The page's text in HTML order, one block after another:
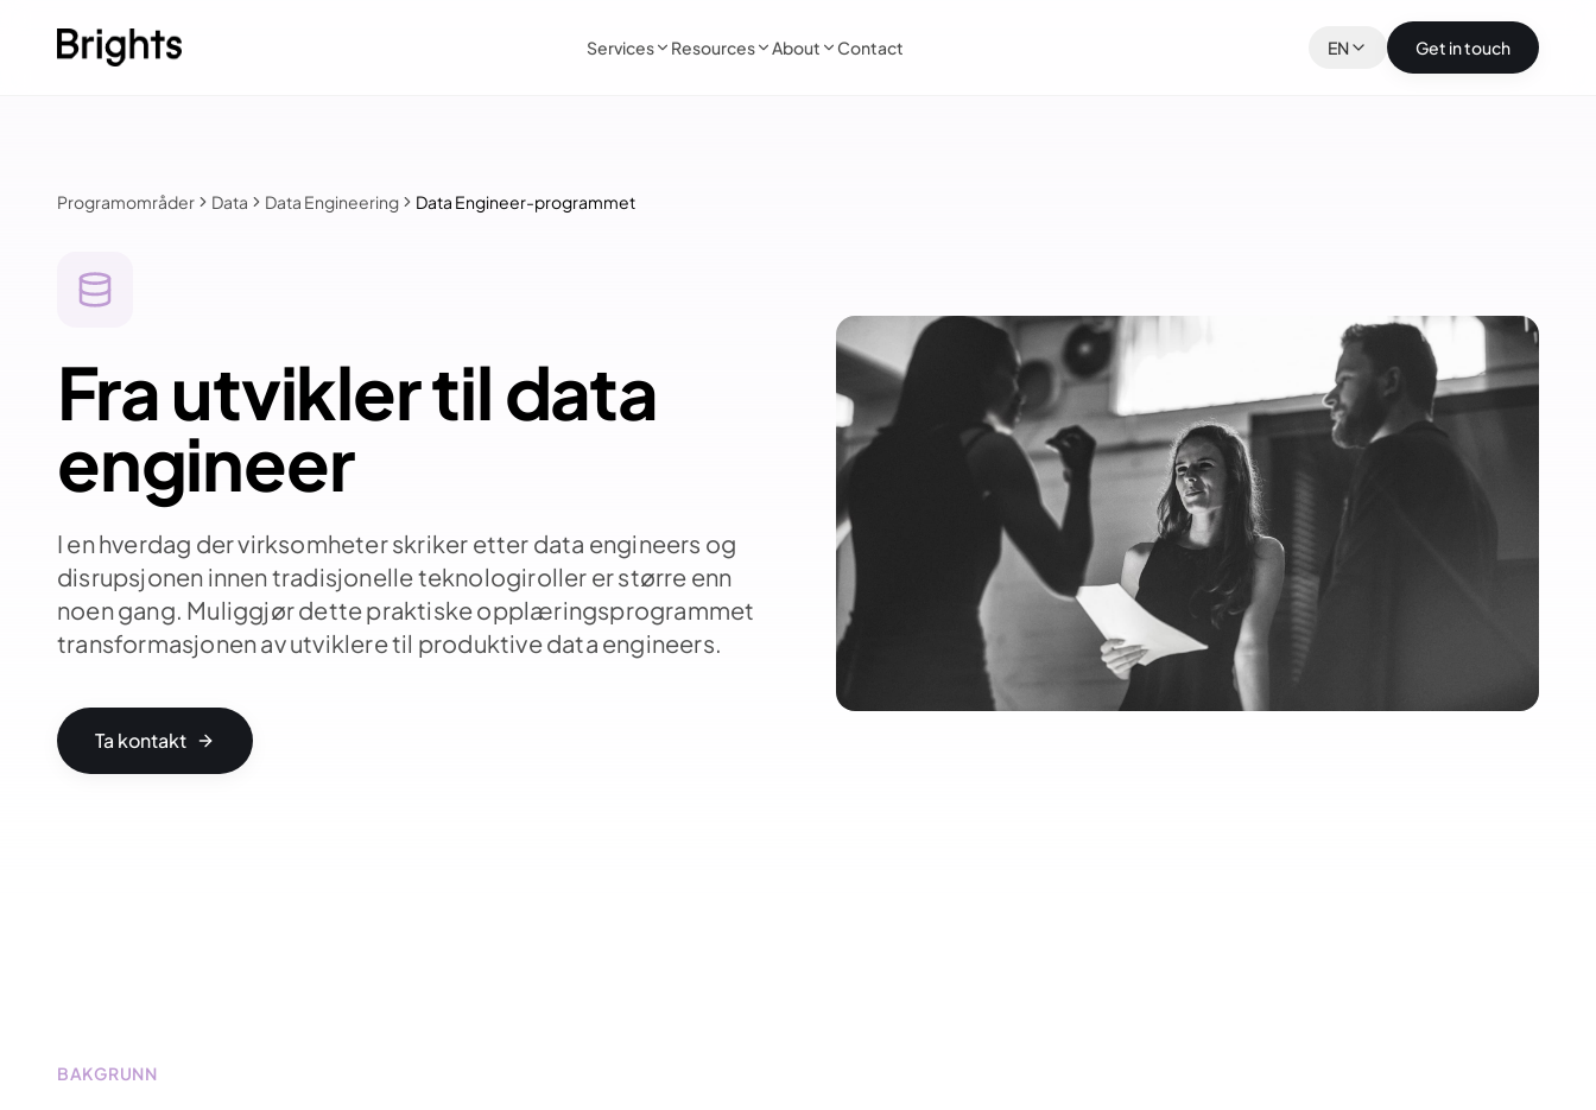
Services Resources About Contact EN Get in touch
Programområder Data Data Engineering Data Engineer-programmet
Fra utvikler til data
engineer
I en hverdag der virksomheter skriker etter data engineers og
disrupsjonen innen tradisjonelle teknologiroller er større enn
noen gang. Muliggjør dette praktiske opplæringsprogrammet
transformasjonen av utviklere til produktive data engineers.
Ta kontakt
BAKGRUNN